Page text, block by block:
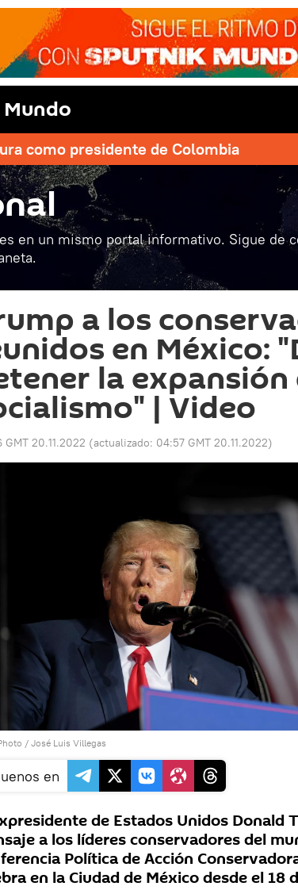
Mundo
como presidente de Colombia
en un mismo portal informativo. Sigue de
a los
en México:
la expansión
| Video
GMT 20.11.2022 (actualizado: 04:57 GMT 20.11.2022)
/ José Luis Villegas
en
de Estados Unidos Donald
a los líderes conservadores del
Política de Acción
en la Ciudad de México desde el 18